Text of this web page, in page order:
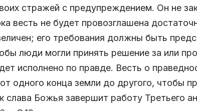
стражей с предупреждением. Он не
весть не будет провозглашена
его требования должны быть
люди могли принять решение за или
исполнено по правде. Весть о
одного конца земли до другого, чтобы
слава Божья завершит работу Третьего